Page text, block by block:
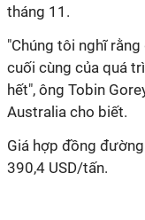
tháng 11.
"Chúng tôi nghĩ
cuối cùng của quá
hết", ông Tobin
Australia cho biết.
Giá hợp đồng
390,4 USD/tấn.